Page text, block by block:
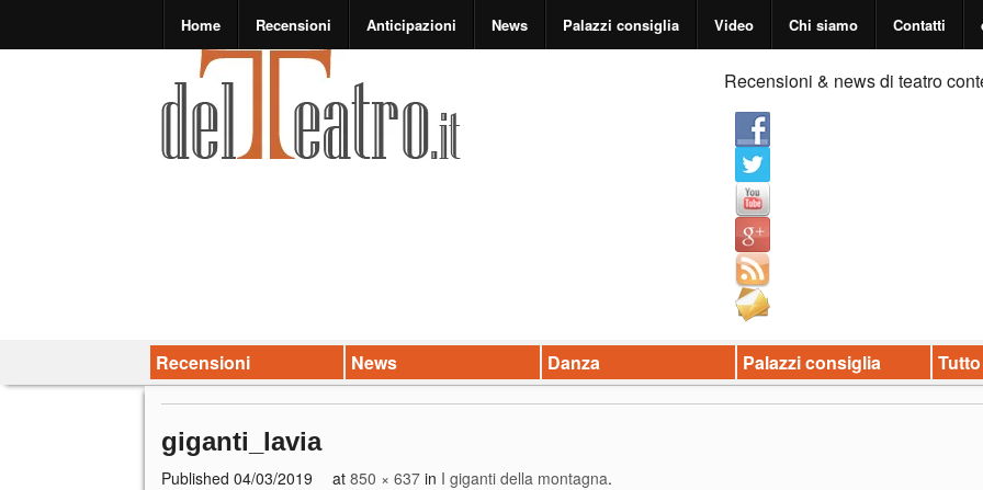
Home Recensioni Anticipazioni News Palazzi consiglia Video Chi siamo Contatti
Recensioni & news di teatro
Recensioni News Danza Palazzi consiglia
giganti_lavia
Published 04/03/2019 at 850 × 637 in I giganti della montagna.